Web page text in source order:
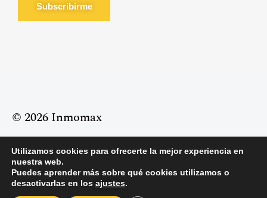
Subscribirme
© 2026 Inmomax
Política de PrivacidadPolítica de Cookies
Aviso Legal
Utilizamos cookies para ofrecerte la mejor experiencia en
nuestra web.
Puedes aprender más sobre qué cookies utilizamos o
desactivarlas en los ajustes.